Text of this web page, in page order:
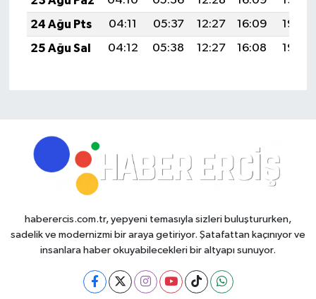
24 Ağu Pts
04:11 05:37 12:27 16:09
19:08
25 Ağu Sal
04:12 05:38 12:27 16:08 19:06
haberercis.com.tr, yepyeni temasıyla sizleri buluştururken,
sadelik ve modernizmi bir araya getiriyor. Şatafattan kaçınıyor ve
insanlara haber okuyabilecekleri bir altyapı sunuyor.